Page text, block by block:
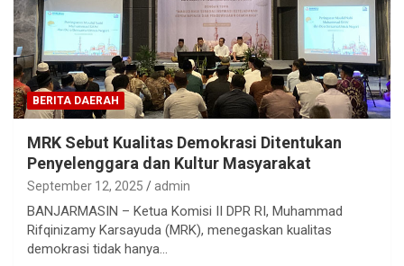
BERITA DAERAH
MRK Sebut Kualitas Demokrasi Ditentukan
Penyelenggara dan Kultur Masyarakat
September 12, 2025 admin
BANJARMASIN – Ketua Komisi II DPR RI, Muhammad
Rifqinizamy Karsayuda (MRK), menegaskan kualitas
demokrasi tidak hanya…